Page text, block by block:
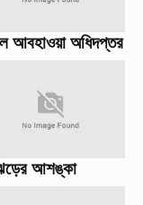
আবহাওয়া অধিদপ্তর
ঝড়ের আশঙ্কা